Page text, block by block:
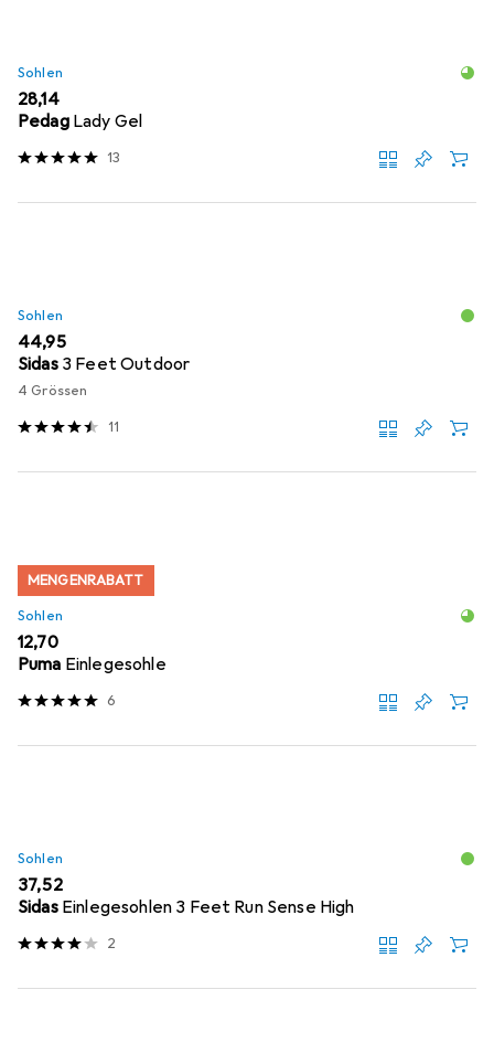
Sohlen
EUR
28,14
Pedag Lady Gel
13
Sohlen
EUR
44,95
Sidas 3 Feet Outdoor
4 Grössen
11
MENGENRABATT
Sohlen
EUR
12,70
Puma Einlegesohle
6
Sohlen
EUR
37,52
Sidas Einlegesohlen 3 Feet Run Sense High
2